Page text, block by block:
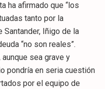
ha afirmado que “los
tanto por la
Santander, Iñigo de la
“no son reales”.
sea grave y
pondría en seria cuestión
por el equipo de